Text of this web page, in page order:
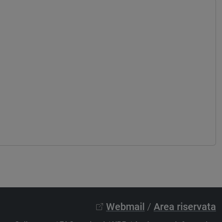
Webmail / Area riservata